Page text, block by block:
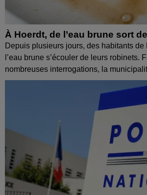
À Hoerdt, de l’eau brune sort
Depuis plusieurs jours, des habitants de
l’eau brune s’écouler de leurs robinets.
nombreuses interrogations, la